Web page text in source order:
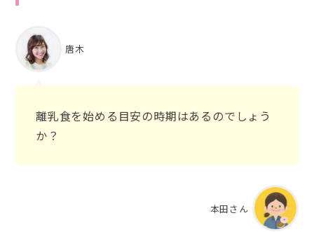
唐木
離乳食を始める目安の時期はあるのでしょう
か？
本田さん